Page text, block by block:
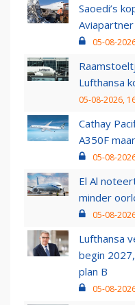
Saoedi’s
05-08-
Lufthansa
05-08-2026,
Cathay
A350F
05-08-
El Al
minder
05-08-
Lufthansa
begin
plan B
05-08-